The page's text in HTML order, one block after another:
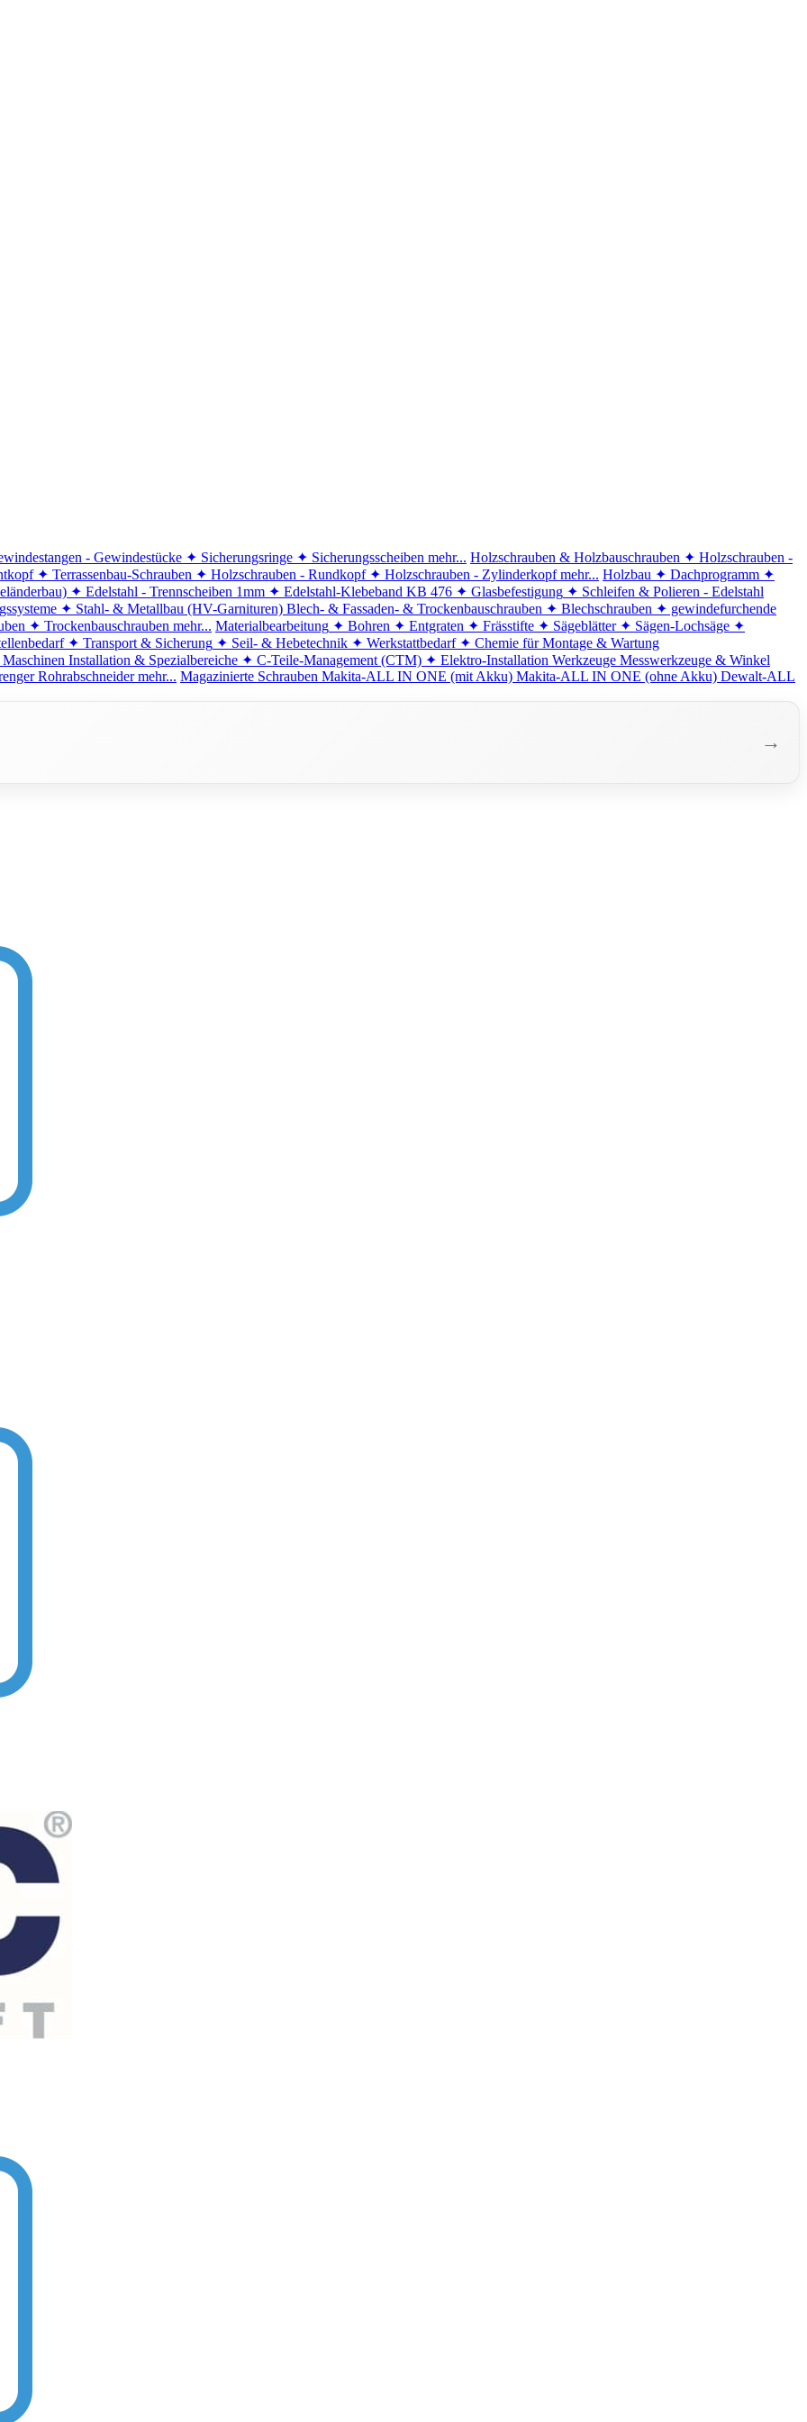
- Gewindestücke ✦ Sicherungsringe ✦ Sicherungsscheiben mehr... Holzschrauben & Holzbauschrauben ✦ Holzschrauben -
✦ Terrassenbau-Schrauben ✦ Holzschrauben - Rundkopf ✦ Holzschrauben - Zylinderkopf mehr... Holzbau ✦ Dachprogramm ✦
✦ Edelstahl - Trennscheiben 1mm ✦ Edelstahl-Klebeband KB 476 ✦ Glasbefestigung ✦ Schleifen & Polieren - Edelstahl
✦ Stahl- & Metallbau (HV-Garnituren) Blech- & Fassaden- & Trockenbauschrauben ✦ Blechschrauben ✦ gewindefurchende
✦ Trockenbauschrauben mehr... Materialbearbeitung ✦ Bohren ✦ Entgraten ✦ Frässtifte ✦ Sägeblätter ✦ Sägen-Lochsäge ✦
✦ Transport & Sicherung ✦ Seil- & Hebetechnik ✦ Werkstattbedarf ✦ Chemie für Montage & Wartung
Installation & Spezialbereiche ✦ C-Teile-Management (CTM) ✦ Elektro-Installation Werkzeuge Messwerkzeuge & Winkel
Rohrabschneider mehr... Magazinierte Schrauben Makita-ALL IN ONE (mit Akku) Makita-ALL IN ONE (ohne Akku) Dewalt-ALL
→